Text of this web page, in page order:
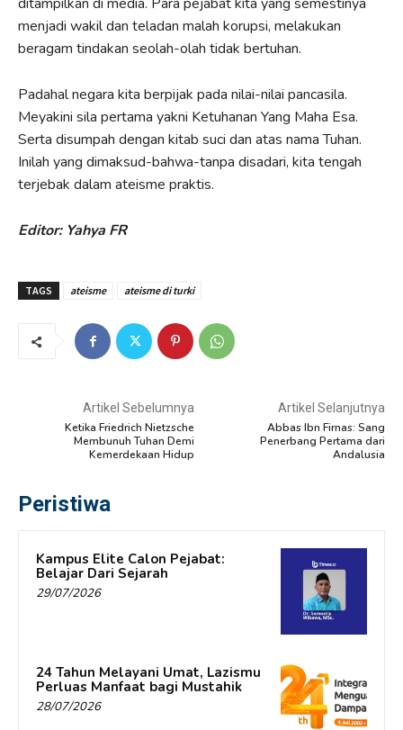
menjadi wakil dan teladan malah korupsi, melakukan
beragam tindakan seolah-olah tidak bertuhan.
Padahal negara kita berpijak pada nilai-nilai pancasila.
Meyakini sila pertama yakni Ketuhanan Yang Maha Esa.
Serta disumpah dengan kitab suci dan atas nama Tuhan.
Inilah yang dimaksud-bahwa-tanpa disadari, kita tengah
terjebak dalam ateisme praktis.
Editor: Yahya FR
TAGS ateisme ateisme di turki
Artikel Sebelumnya
Ketika Friedrich Nietzsche
Membunuh Tuhan Demi
Kemerdekaan Hidup
Artikel Selanjutnya
Abbas Ibn Firnas: Sang
Penerbang Pertama dari
Andalusia
Peristiwa
Kampus Elite Calon Pejabat:
Belajar Dari Sejarah
29/07/2026
24 Tahun Melayani Umat, Lazismu
Perluas Manfaat bagi Mustahik
28/07/2026